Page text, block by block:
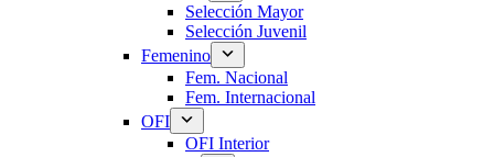
Selección Mayor
Selección Juvenil
Femenino
Fem. Nacional
Fem. Internacional
OFI
OFI Interior